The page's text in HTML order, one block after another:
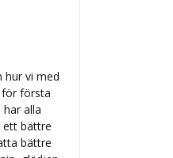
hur vi med
för första
alla
ett bättre
bättre